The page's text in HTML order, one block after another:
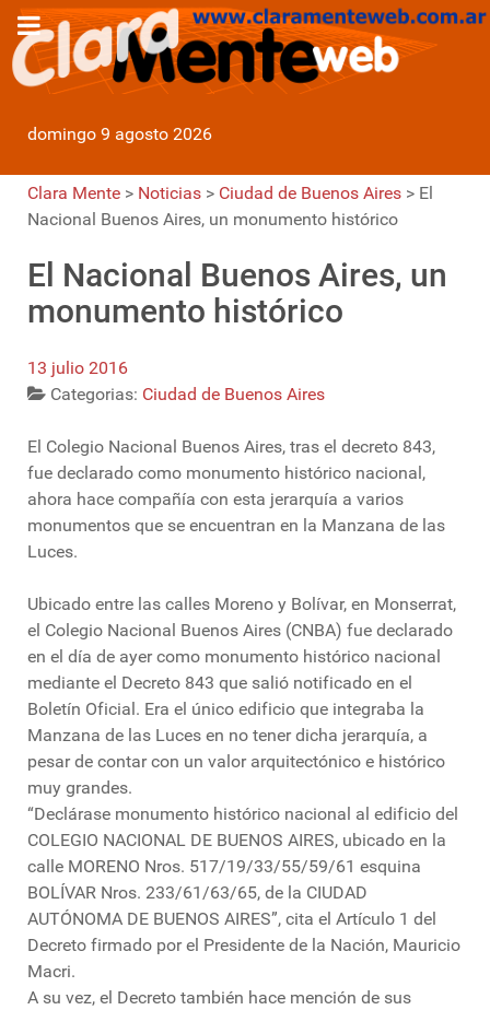
domingo 9 agosto 2026
Clara Mente > Noticias > Ciudad de Buenos Aires > El
Nacional Buenos Aires, un monumento histórico
El Nacional Buenos Aires, un
monumento histórico
13 julio 2016
Categorias: Ciudad de Buenos Aires
El Colegio Nacional Buenos Aires, tras el decreto 843,
fue declarado como monumento histórico nacional,
ahora hace compañía con esta jerarquía a varios
monumentos que se encuentran en la Manzana de las
Luces.
Ubicado entre las calles Moreno y Bolívar, en Monserrat,
el Colegio Nacional Buenos Aires (CNBA) fue declarado
en el día de ayer como monumento histórico nacional
mediante el Decreto 843 que salió notificado en el
Boletín Oficial. Era el único edificio que integraba la
Manzana de las Luces en no tener dicha jerarquía, a
pesar de contar con un valor arquitectónico e histórico
muy grandes.
“Declárase monumento histórico nacional al edificio del
COLEGIO NACIONAL DE BUENOS AIRES, ubicado en la
calle MORENO Nros. 517/19/33/55/59/61 esquina
BOLÍVAR Nros. 233/61/63/65, de la CIUDAD
AUTÓNOMA DE BUENOS AIRES”, cita el Artículo 1 del
Decreto firmado por el Presidente de la Nación, Mauricio
Macri.
A su vez, el Decreto también hace mención de sus